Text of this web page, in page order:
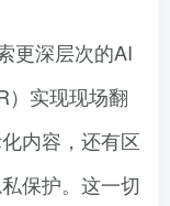
更深层次的AI
）实现现场翻
内容，还有区
保护。这一切